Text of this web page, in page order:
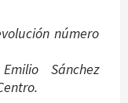
número
Sánchez